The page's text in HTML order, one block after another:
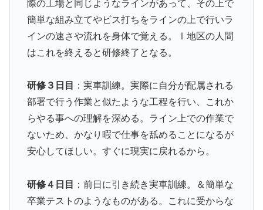
際の工場と同じようなラインがあって、その上で
簡単な組み立てやビス打ちをラインの上で行いラ
インの速さや流れを身体で覚える。Ⅰ地区の人間
はこれを終えると研修終了となる。
研修３日目
：実車訓練。実際に自分が配属される
部署で行う作業と似たような工程を行い、これか
らやる事への理解を深める。ライン上での作業で
ないため、かなり暇で仕事を舐めることになるが
安心してほしい。すぐに現実に戻れるから。
研修４日目
：前日に引き続き実車訓練。＆簡単な
卒業テストのようなものがある。これに受からな